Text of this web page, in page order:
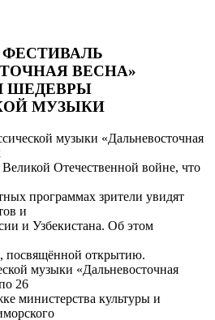
ВЕСНА»
ШЕДЕВРЫ
МУЗЫКИ
музыки «Дальневосточная
Отечественной войне, что
программах зрители увидят
и
и Узбекистана. Об этом
посвящённой открытию.
музыки «Дальневосточная
26
министерства культуры и